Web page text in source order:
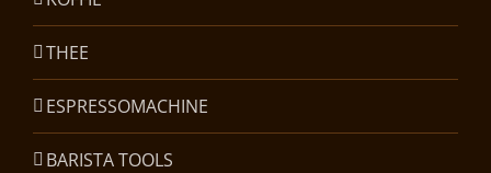
THEE
ESPRESSOMACHINE
BARISTA TOOLS